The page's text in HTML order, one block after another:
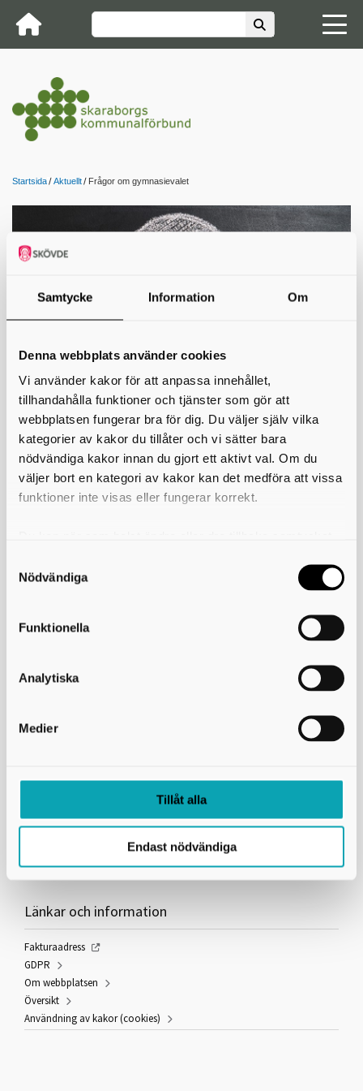
Samtycke Information Om
Denna webbplats använder cookies
Vi använder kakor för att anpassa innehållet,
tillhandahålla funktioner och tjänster som gör att
webbplatsen fungerar bra för dig. Du väljer själv vilka
kategorier av kakor du tillåter och vi sätter bara
nödvändiga kakor innan du gjort ett aktivt val. Om du
väljer bort en kategori av kakor kan det medföra att vissa
funktioner inte visas eller fungerar korrekt.
användning av kakor som du hittar längst ner på sidan
Nödvändiga
Funktionella
Analytiska
Medier
Tillåt alla
Endast nödvändiga
Startsida Aktuellt Frågor om gymnasievalet
Behöver du hjälp med ditt
gymnasieval?
Dessa kan du kontakta för att få svar på dina frågor kring
Vi på Gymnasieantagningen kan också hjälpa till och svara på
utbildning@skaraborg.se.
Skaraborgs Kommunalförbund
Box 54
utbildning@skaraborg.se
Länkar och information
Fakturaadress
GDPR
Om webbplatsen
Översikt
Användning av kakor (cookies)